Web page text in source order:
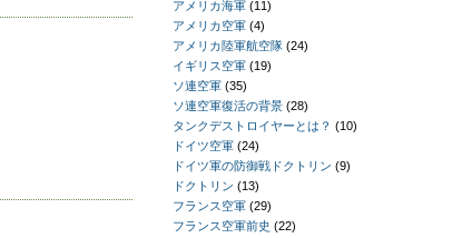
アメリカ海軍(11)
アメリカ空軍(4)
アメリカ陸軍航空隊(24)
イギリス空軍(19)
ソ連空軍(35)
ソ連空軍復活の背景(28)
タンクデストロイヤーとは？ (10)
ドイツ空軍(24)
ドイツ軍の防御戦ドクトリン (9)
ドクトリン (13)
フランス空軍(29)
フランス空軍前史 (22)